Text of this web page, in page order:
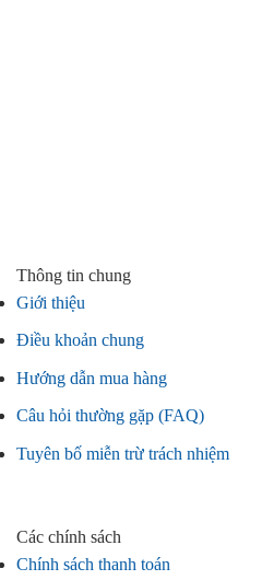
Thông tin chung
Giới thiệu
Điều khoản chung
Hướng dẫn mua hàng
Câu hỏi thường gặp (FAQ)
Tuyên bố miễn trừ trách nhiệm
Các chính sách
Chính sách thanh toán